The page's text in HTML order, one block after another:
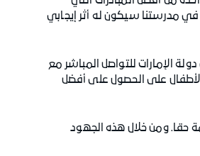
في مدرستنا سيكون له أثر إيجابي
الإمارات للتواصل المباشر مع
على الحصول على أفضل
حقا. ومن خلال هذه الجهود